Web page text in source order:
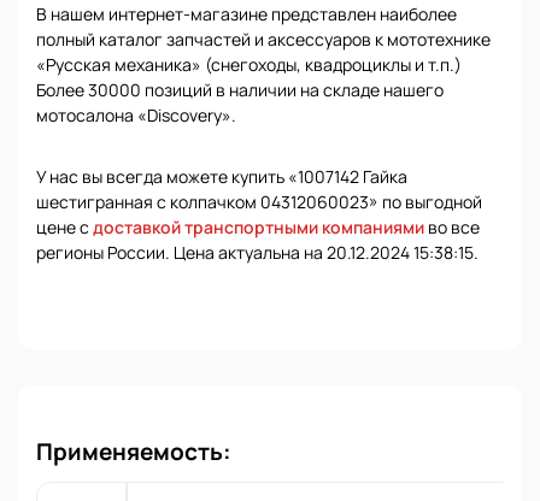
В нашем интернет-магазине представлен наиболее
полный каталог запчастей и аксессуаров к мототехнике
«Русская механика» (снегоходы, квадроциклы и т.п.)
Более 30000 позиций в наличии на складе нашего
мотосалона «Discovery».
У нас вы всегда можете купить «1007142 Гайка
шестигранная с колпачком 04312060023» по выгодной
цене с доставкой транспортными компаниями во все
регионы России. Цена актуальна на 20.12.2024 15:38:15.
Применяемость: